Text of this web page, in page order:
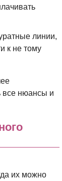
линии,
к не тому
все нюансы и
их можно